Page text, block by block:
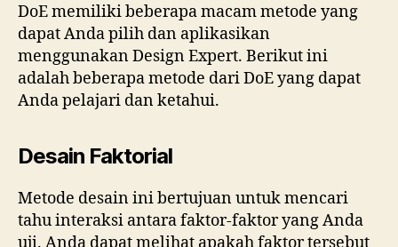
DoE memiliki beberapa macam metode yang
dapat Anda pilih dan aplikasikan
menggunakan Design Expert. Berikut ini
adalah beberapa metode dari DoE yang dapat
Anda pelajari dan ketahui.
Desain Faktorial
Metode desain ini bertujuan untuk mencari
tahu interaksi antara faktor-faktor yang Anda